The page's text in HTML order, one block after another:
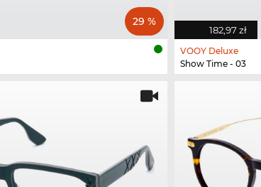
29 %
182,97 zł
VOOY Deluxe
Show Time - 03